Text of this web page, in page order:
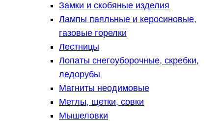
Замки и скобяные изделия
Лампы паяльные и керосиновые,
газовые горелки
Лестницы
Лопаты снегоуборочные, скребки,
ледорубы
Магниты неодимовые
Метлы, щетки, совки
Мышеловки